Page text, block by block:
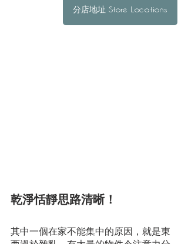
分店地址 Store Locations
乾淨恬靜思路清晰！
其中一個在家不能集中的原因，就是東